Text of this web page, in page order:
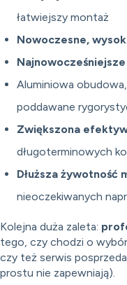
łatwiejszy montaż
Nowoczesne,
Aluminiowa
poddawane
Zwiększona
długoterminowych
Dłuższa żywotność
nieoczekiwanych
Kolejna duża zaleta:
tego, czy chodzi o
czy też serwis
prostu nie zapewniają).